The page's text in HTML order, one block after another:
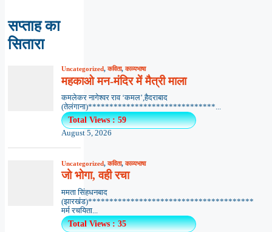
सप्ताह का
सितारा
Uncategorized,कविता,काव्यभाषा
महकाओ मन-मंदिर में मैत्री माला
कमलेकर नागेश्वर राव ‘कमल’,हैदराबाद
(तेलंगाना)******************************...
Total Views : 59
August 5, 2026
Uncategorized,कविता,काव्यभाषा
जो भोगा, वही रचा
ममता सिंहधनबाद
(झारखंड)***************************************
मर्म रचयिता...
Total Views : 35